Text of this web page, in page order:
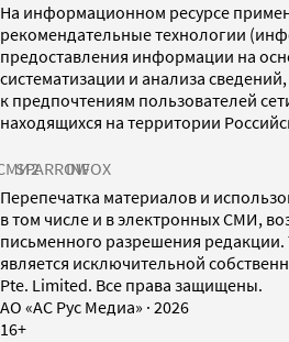
На информационном ресурсе
рекомендательные технологии
предоставления информации на
систематизации и анализа
к предпочтениям пользователей
находящихся на территории
SPARROWINFOX
Перепечатка материалов и
в том числе и в электронных СМИ,
письменного разрешения
является исключительной
Pte. Limited. Все права защищены.
AO «АС Рус Медиа» · 2026
16+